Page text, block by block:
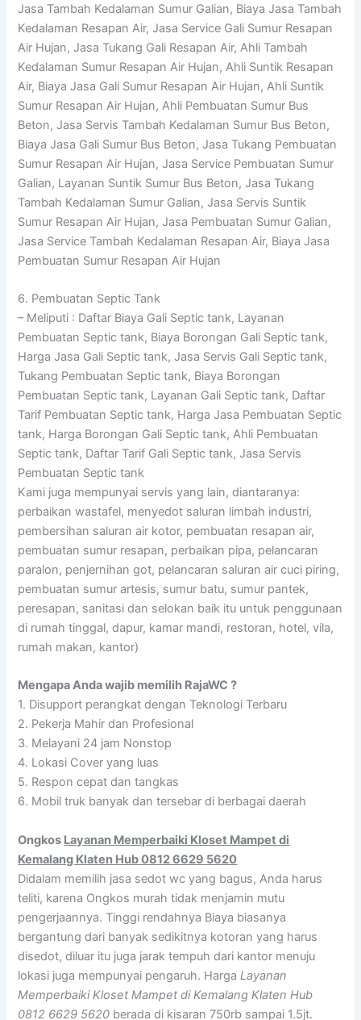
Jasa Tambah Kedalaman Sumur Galian, Biaya Jasa Tambah
Kedalaman Resapan Air, Jasa Service Gali Sumur Resapan
Air Hujan, Jasa Tukang Gali Resapan Air, Ahli Tambah
Kedalaman Sumur Resapan Air Hujan, Ahli Suntik Resapan
Air, Biaya Jasa Gali Sumur Resapan Air Hujan, Ahli Suntik
Sumur Resapan Air Hujan, Ahli Pembuatan Sumur Bus
Beton, Jasa Servis Tambah Kedalaman Sumur Bus Beton,
Biaya Jasa Gali Sumur Bus Beton, Jasa Tukang Pembuatan
Sumur Resapan Air Hujan, Jasa Service Pembuatan Sumur
Galian, Layanan Suntik Sumur Bus Beton, Jasa Tukang
Tambah Kedalaman Sumur Galian, Jasa Servis Suntik
Sumur Resapan Air Hujan, Jasa Pembuatan Sumur Galian,
Jasa Service Tambah Kedalaman Resapan Air, Biaya Jasa
Pembuatan Sumur Resapan Air Hujan
6. Pembuatan Septic Tank
– Meliputi : Daftar Biaya Gali Septic tank, Layanan
Pembuatan Septic tank, Biaya Borongan Gali Septic tank,
Harga Jasa Gali Septic tank, Jasa Servis Gali Septic tank,
Tukang Pembuatan Septic tank, Biaya Borongan
Pembuatan Septic tank, Layanan Gali Septic tank, Daftar
Tarif Pembuatan Septic tank, Harga Jasa Pembuatan Septic
tank, Harga Borongan Gali Septic tank, Ahli Pembuatan
Septic tank, Daftar Tarif Gali Septic tank, Jasa Servis
Pembuatan Septic tank
Kami juga mempunyai servis yang lain, diantaranya:
perbaikan wastafel, menyedot saluran limbah industri,
pembersihan saluran air kotor, pembuatan resapan air,
pembuatan sumur resapan, perbaikan pipa, pelancaran
paralon, penjernihan got, pelancaran saluran air cuci piring,
pembuatan sumur artesis, sumur batu, sumur pantek,
peresapan, sanitasi dan selokan baik itu untuk penggunaan
di rumah tinggal, dapur, kamar mandi, restoran, hotel, vila,
rumah makan, kantor)
Mengapa Anda wajib memilih RajaWC ?
1. Disupport perangkat dengan Teknologi Terbaru
2. Pekerja Mahir dan Profesional
3. Melayani 24 jam Nonstop
4. Lokasi Cover yang luas
5. Respon cepat dan tangkas
6. Mobil truk banyak dan tersebar di berbagai daerah
Ongkos Layanan Memperbaiki Kloset Mampet di
Kemalang Klaten Hub 0812 6629 5620
Didalam memilih jasa sedot wc yang bagus, Anda harus
teliti, karena Ongkos murah tidak menjamin mutu
pengerjaannya. Tinggi rendahnya Biaya biasanya
bergantung dari banyak sedikitnya kotoran yang harus
disedot, diluar itu juga jarak tempuh dari kantor menuju
lokasi juga mempunyai pengaruh. HargaLayanan
Memperbaiki Kloset Mampet di Kemalang Klaten Hub
0812 6629 5620 berada di kisaran 750rb sampai 1.5jt.